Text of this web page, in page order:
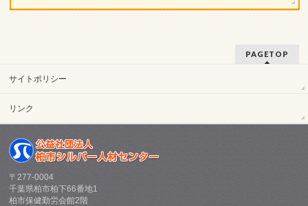
PAGETOP
サイトポリシー
リンク
〒277-0004
千葉県柏市柏下66番地1
柏市保健勤労会館2階